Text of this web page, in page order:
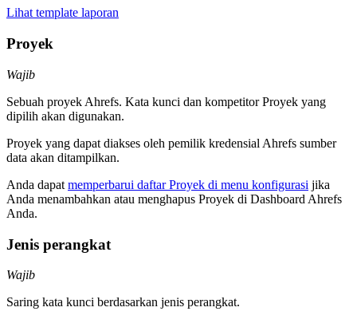
Lihat template laporan
Proyek
Wajib
Sebuah proyek Ahrefs. Kata kunci dan kompetitor Proyek yang
dipilih akan digunakan.
Proyek yang dapat diakses oleh pemilik kredensial Ahrefs sumber
data akan ditampilkan.
Anda dapat memperbarui daftar Proyek di menu konfigurasi jika
Anda menambahkan atau menghapus Proyek di Dashboard Ahrefs
Anda.
Jenis perangkat
Wajib
Saring kata kunci berdasarkan jenis perangkat.